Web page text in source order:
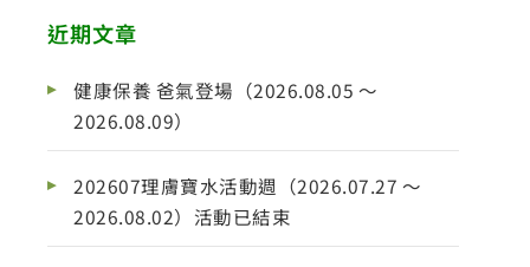
近期文章
健康保養 爸氣登場（2026.08.05 ～
2026.08.09）
202607理膚寶水活動週（2026.07.27 ～
2026.08.02）活動已結束